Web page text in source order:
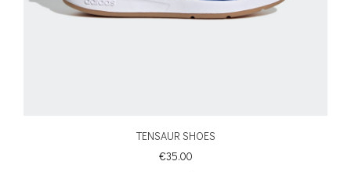
TENSAUR SHOES
€35.00